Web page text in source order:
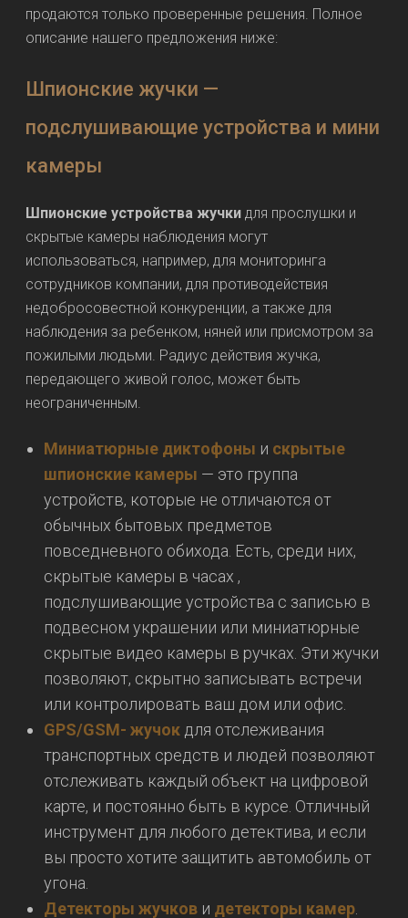
продаются только проверенные решения. Полное
описание нашего предложения ниже:
Шпионские жучки —
подслушивающие устройства и мини
камеры
Шпионские устройства жучки для прослушки и
скрытые камеры наблюдения могут
использоваться, например, для мониторинга
сотрудников компании, для противодействия
недобросовестной конкуренции, а также для
наблюдения за ребенком, няней или присмотром за
пожилыми людьми. Радиус действия жучка,
передающего живой голос, может быть
неограниченным.
Миниатюрные диктофоны и скрытые
шпионские камеры — это группа
устройств, которые не отличаются от
обычных бытовых предметов
повседневного обихода. Есть, среди них,
скрытые камеры в часах ,
подслушивающие устройства с записью в
подвесном украшении или миниатюрные
скрытые видео камеры в ручках. Эти жучки
позволяют, скрытно записывать встречи
или контролировать ваш дом или офис.
GPS/GSM- жучокдля отслеживания
транспортных средств и людей позволяют
отслеживать каждый объект на цифровой
карте, и постоянно быть в курсе. Отличный
инструмент для любого детектива, и если
вы просто хотите защитить автомобиль от
угона.
Детекторы жучкови детекторы камер.